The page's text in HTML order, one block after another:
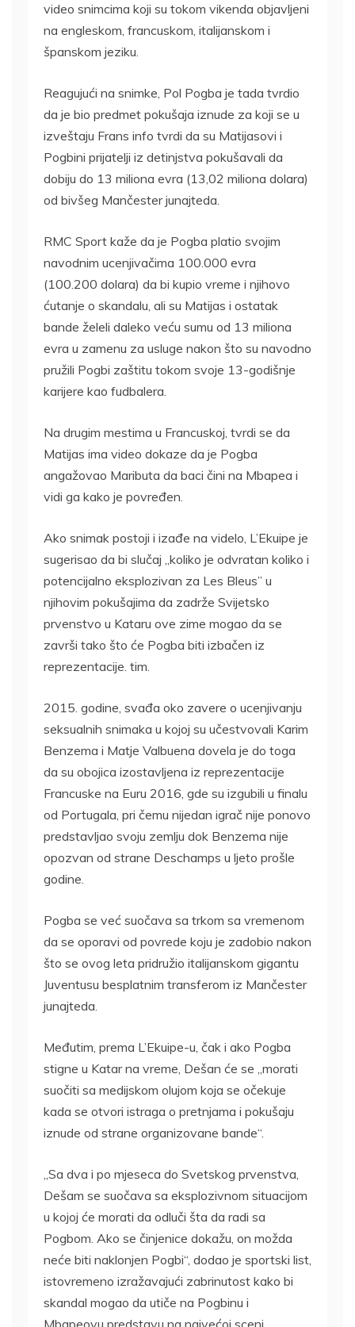
video snimcima koji su tokom vikenda objavljeni
na engleskom, francuskom, italijanskom i
španskom jeziku.
Reagujući na snimke, Pol Pogba je tada tvrdio
da je bio predmet pokušaja iznude za koji se u
izveštaju Frans info tvrdi da su Matijasovi i
Pogbini prijatelji iz detinjstva pokušavali da
dobiju do 13 miliona evra (13,02 miliona dolara)
od bivšeg Mančester junajteda.
RMC Sport kaže da je Pogba platio svojim
navodnim ucenjivačima 100.000 evra
(100.200 dolara) da bi kupio vreme i njihovo
ćutanje o skandalu, ali su Matijas i ostatak
bande želeli daleko veću sumu od 13 miliona
evra u zamenu za usluge nakon što su navodno
pružili Pogbi zaštitu tokom svoje 13-godišnje
karijere kao fudbalera.
Na drugim mestima u Francuskoj, tvrdi se da
Matijas ima video dokaze da je Pogba
angažovao Maributa da baci čini na Mbapea i
vidi ga kako je povređen.
Ako snimak postoji i izađe na videlo, L’Ekuipe je
sugerisao da bi slučaj „koliko je odvratan koliko i
potencijalno eksplozivan za Les Bleus” u
njihovim pokušajima da zadrže Svijetsko
prvenstvo u Kataru ove zime mogao da se
završi tako što će Pogba biti izbačen iz
reprezentacije. tim.
2015. godine, svađa oko zavere o ucenjivanju
seksualnih snimaka u kojoj su učestvovali Karim
Benzema i Matje Valbuena dovela je do toga
da su obojica izostavljena iz reprezentacije
Francuske na Euru 2016, gde su izgubili u finalu
od Portugala, pri čemu nijedan igrač nije ponovo
predstavljao svoju zemlju dok Benzema nije
opozvan od strane Deschamps u ljeto prošle
godine.
Pogba se već suočava sa trkom sa vremenom
da se oporavi od povrede koju je zadobio nakon
što se ovog leta pridružio italijanskom gigantu
Juventusu besplatnim transferom iz Mančester
junajteda.
Međutim, prema L’Ekuipe-u, čak i ako Pogba
stigne u Katar na vreme, Dešan će se „morati
suočiti sa medijskom olujom koja se očekuje
kada se otvori istraga o pretnjama i pokušaju
iznude od strane organizovane bande“.
„Sa dva i po mjeseca do Svetskog prvenstva,
Dešam se suočava sa eksplozivnom situacijom
u kojoj će morati da odluči šta da radi sa
Pogbom. Ako se činjenice dokažu, on možda
neće biti naklonjen Pogbi“, dodao je sportski list,
istovremeno izražavajući zabrinutost kako bi
skandal mogao da utiče na Pogbinu i